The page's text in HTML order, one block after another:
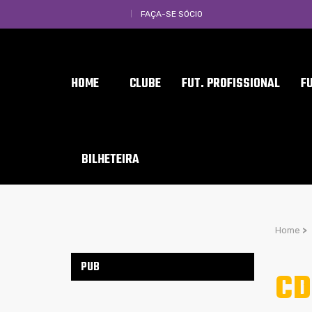
FAÇA-SE SÓCIO
HOME CLUBE FUT. PROFISSIONAL
BILHETEIRA
Home >
PUB